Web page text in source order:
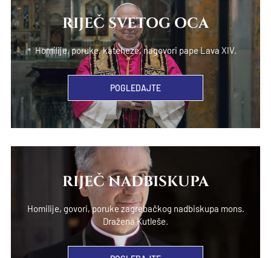
RIJEČ SVETOG OCA
Homilije, poruke, kateheze, nagovori pape Lava XIV.
POGLEDAJTE
RIJEČ NADBISKUPA
Homilije, govori, poruke zagrebačkog nadbiskupa mons.
Dražena Kutleše.